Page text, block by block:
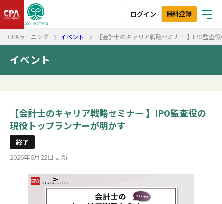
ログイン 無料登録
CPAラーニング イベント 【会計士のキャリア戦略セミナー 】IPO監査
イベント
【会計士のキャリア戦略セミナー 】IPO監査役の
現役トップランナーが明かす
終了
2026年6月22日 更新